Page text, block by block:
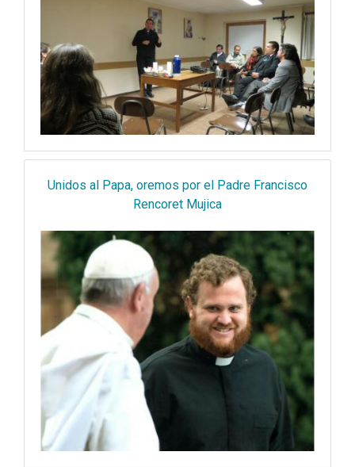
Unidos al Papa, oremos por el Padre Francisco
Rencoret Mujica